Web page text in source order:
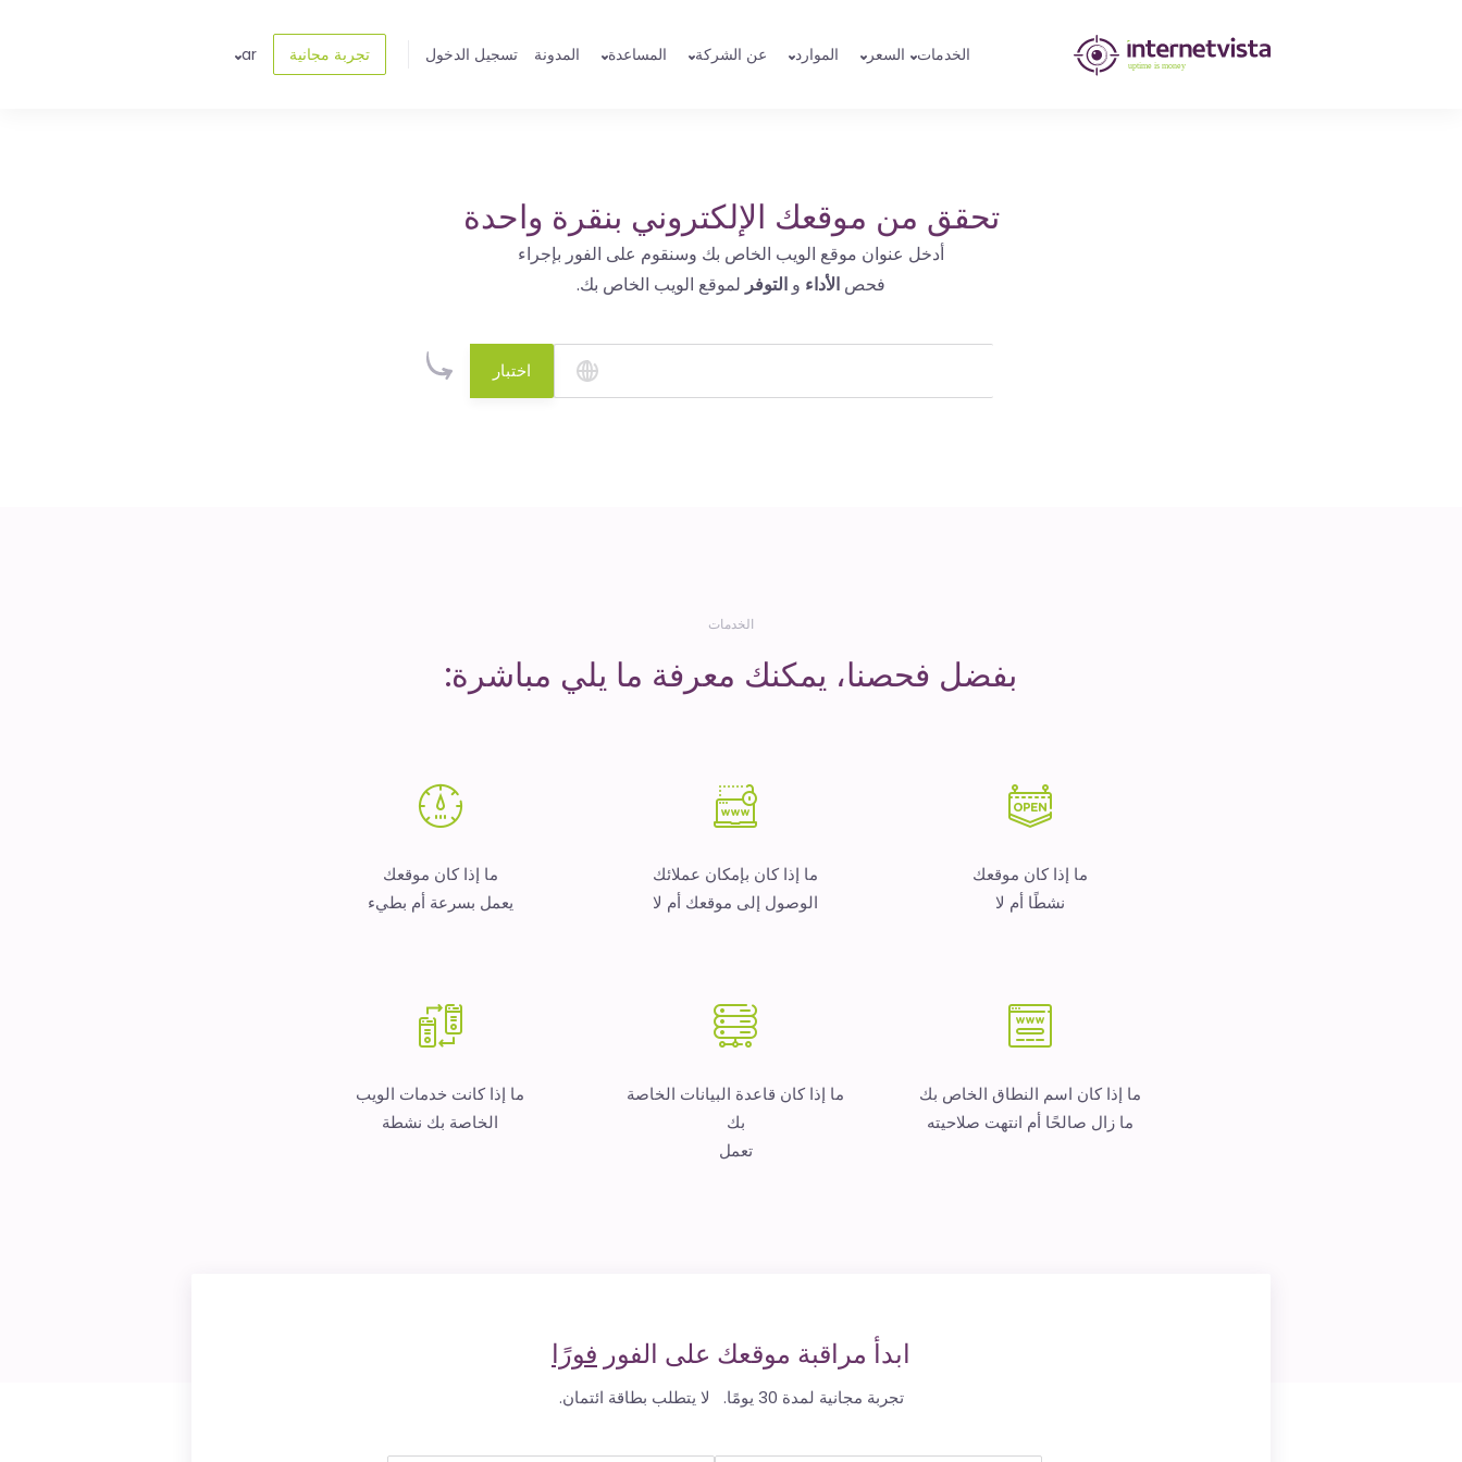
مراقبة
الخدمات السعر الموارد عن الشركة المساعدة المدونة تسجيل الدخول تجربة مجانية ar
تحقق من موقعك الإلكتروني بنقرة واحدة
أدخل عنوان موقع الويب الخاص بك وسنقوم على الفور بإجراء
فحص الأداء و التوفر لموقع الويب الخاص بك.
اختبار
الخدمات
بفضل فحصنا، يمكنك معرفة ما يلي مباشرة:
ما إذا كان موقعك
نشطًا أم لا
ما إذا كان بإمكان عملائك
الوصول إلى موقعك أم لا
ما إذا كان موقعك
يعمل بسرعة أم بطيء
ما إذا كان اسم النطاق الخاص بك
ما زال صالحًا أم انتهت صلاحيته
ما إذا كان قاعدة البيانات الخاصة
بك
تعمل
ما إذا كانت خدمات الويب
الخاصة بك نشطة
ابدأ مراقبة موقعك على الفور فورًا
تجربة مجانية لمدة 30 يومًا. لا يتطلب بطاقة ائتمان.